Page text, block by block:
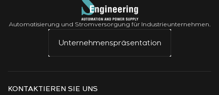
Automatisierung und Stromversorgung für Industrieunternehmen.
Unternehmenspräsentation
KONTAKTIEREN SIE UNS